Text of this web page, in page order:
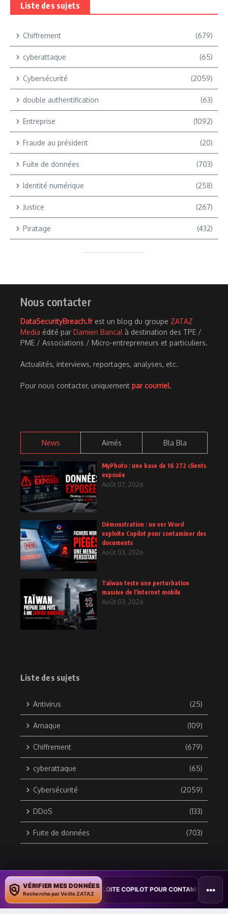
Liste des sujets
Chiffrement (679)
cyberattaque (65)
Cybersécurité (2059)
double authentification (63)
Entreprise (1092)
Fraude au président (20)
Fuite de données (703)
Identité numérique (258)
Justice (267)
Piratage (432)
Nous contacter
DataSecurityBreach.frest un blog du groupe ZATAZ
Media édité par Damien Bancal à destination des TPE /
PME / Associations / Micro-entrepreneurs et particuliers.
Actualités, interviews, reportages, analyses, etc.
Pour nous contacter, uniquement par courriel.
News Aimés Bla Bla
MyPhoto : une base de 16 272 clients
exposée
Août 07, 2026
Démonstration : un ver Word
exploite Copilot pour contaminer des
documents
Août 03, 2026
Taïwan teste une perturbation
massive de l’internet mobile
Août 03, 2026
Liste des sujets
Antivirus (25)
Arnaque (109)
Chiffrement (679)
cyberattaque (65)
Cybersécurité (2059)
DDoS (133)
Fuite de données (703)
Copyright © 2010 / 2026 DATA SECURITY BREACH - Groupe
ZATAZ Média
VÉRIFIER MES DONNÉES
Recherche par Veille ZATAZ
: UN VER WORD EXPLOITE COPILOT POUR CONTAMINER DES •••